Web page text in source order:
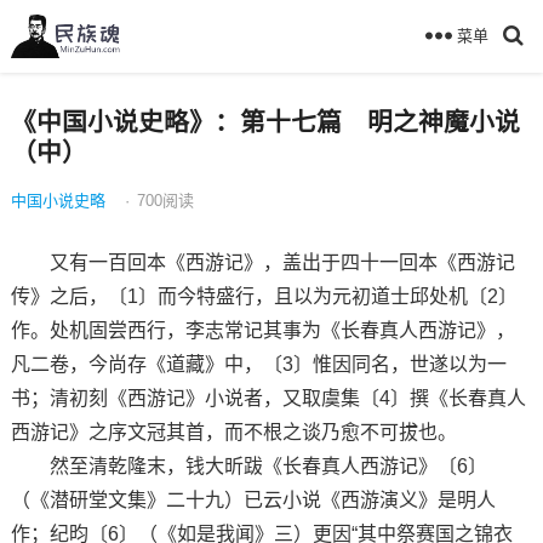
菜单
《中国小说史略》：第十七篇 明之神魔小说
（中）
中国小说史略 · 700阅读
又有一百回本《西游记》，盖出于四十一回本《西游记
传》之后，〔1〕而今特盛行，且以为元初道士邱处机〔2〕
作。处机固尝西行，李志常记其事为《长春真人西游记》，
凡二卷，今尚存《道藏》中，〔3〕惟因同名，世遂以为一
书；清初刻《西游记》小说者，又取虞集〔4〕撰《长春真人
西游记》之序文冠其首，而不根之谈乃愈不可拔也。
然至清乾隆末，钱大昕跋《长春真人西游记》〔6〕
（《潜研堂文集》二十九）已云小说《西游演义》是明人
作；纪昀〔6〕（《如是我闻》三）更因“其中祭赛国之锦衣